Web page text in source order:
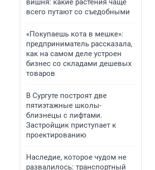
вишня: какие растения чаще
всего путают со съедобными
«Покупаешь кота в мешке»:
предприниматель рассказала,
как на самом деле устроен
бизнес со складами дешевых
товаров
В Сургуте построят две
пятиэтажные школы-
близнецы с лифтами.
Застройщик приступает к
проектированию
Наследие, которое чудом не
развалилось: транспортный